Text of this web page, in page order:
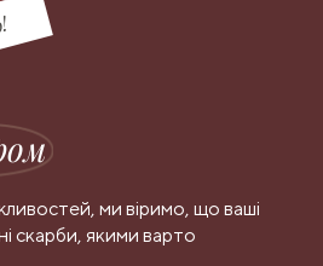
ми віримо, що ваші
скарби, якими варто